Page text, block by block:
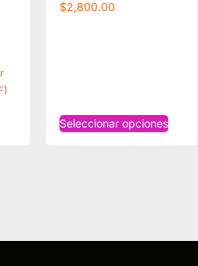
$2,800.00
Seleccionar opciones